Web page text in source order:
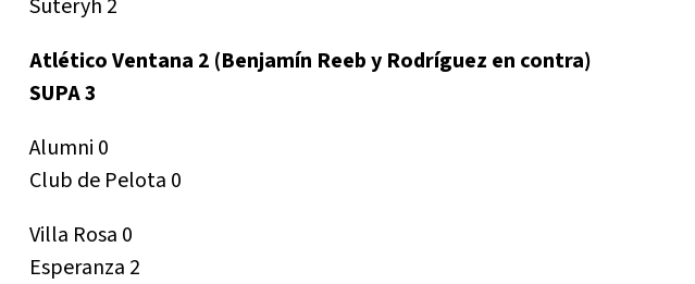
Suteryh 2
Atlético Ventana 2 (Benjamín Reeb y Rodríguez en contra)
SUPA 3
Alumni 0
Club de Pelota 0
Villa Rosa 0
Esperanza 2